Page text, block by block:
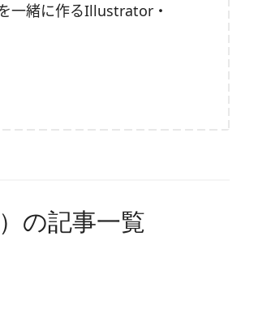
一緒に作るIllustrator・
の記事一覧